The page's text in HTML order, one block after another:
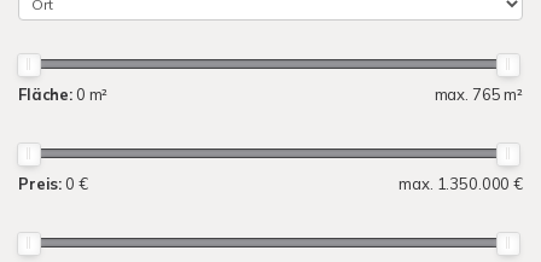
Fläche: 0 m² max. 765 m²
Preis: 0 € max. 1.350.000 €